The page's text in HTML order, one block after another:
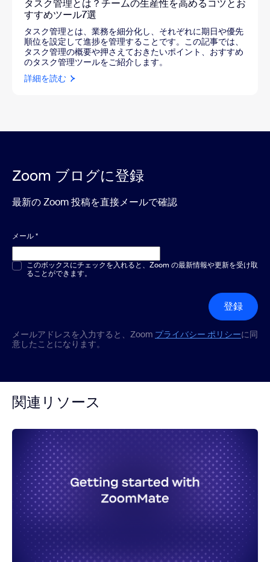
タスク管理とは？チームの生産性を高めるコツとお
すすめツール7選
タスク管理とは、業務を細分化し、それぞれに期日や優先
順位を設定して進捗を管理することです。この記事では、
タスク管理の概要や押さえておきたいポイント、おすすめ
のタスク管理ツールをご紹介します。
詳細を読む
Zoom ブログに登録
最新の Zoom 投稿を直接メールで確認
メール*
複数選択または単一選択*
このボックスにチェックを入れると、Zoom の最新情報や更新を受け取
ることができます。
登録
メールアドレスを入力すると、Zoom プライバシー ポリシーに同
意したことになります。
関連リソース